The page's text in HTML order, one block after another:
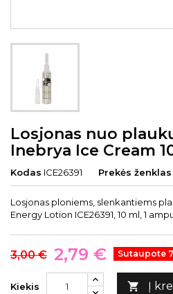
Losjonas nuo
Inebrya Ice Cream
Kodas ICE26391 Prekės ženklas
Losjonas ploniems, slenkantiems
Energy Lotion ICE26391, 10 ml, 1
3,00 € 2,79 € Sutaupote
Kiekis  Į